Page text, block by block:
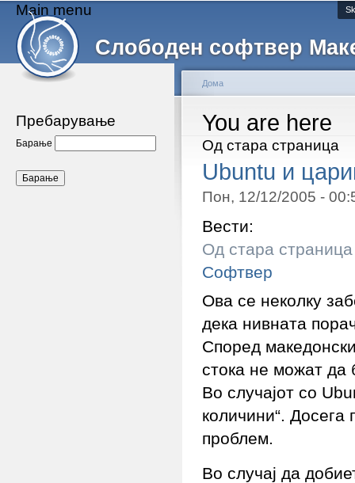
Слободен софтвер
Main menu
Пребарување
Барање
You are here
Дома
Од стара страница
Ubuntu и
Пон, 12/12/2005 -
Вести:
Од стара страница
Софтвер
Ова се неколку
дека нивната
Според
стока не можат да
Во случајот со
количини“. Досега
проблем.
Во случај да